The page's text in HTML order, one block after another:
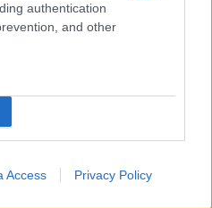
authentication
and other
Access Privacy Policy
di un lungo dolore: storia e
che segnò la Gallura
di Berchidda, rischio per